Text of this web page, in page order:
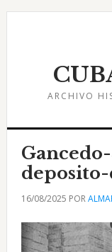
Saltar
Saltar
Saltar
ARCHIVO
16/08/2025 POR